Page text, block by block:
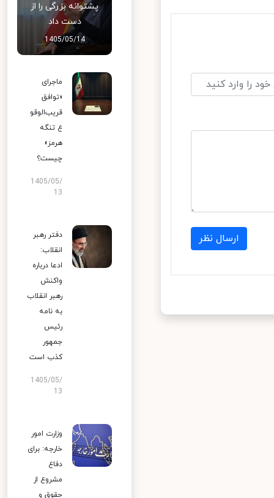
ارسال نظر
پشتوانه بزرگی را از
دست داد
1405/05/14
ماجرای
«توافق
قریب‌الوقو
ع تنگه
هرمز»
چیست؟
1405/05/
13
دفتر رهبر
انقلاب:
ادعا درباره
واکنش
رهبر انقلاب
به نامه
رئیس
جمهور
کذب است
1405/05/
13
وزارت امور
خارجه: برای
دفاع
مشروع از
حقوق و